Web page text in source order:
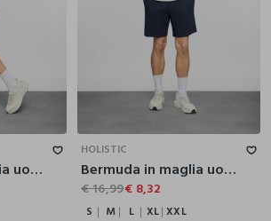
Bermuda in maglia uomo
HOLISTIC
Bermuda in maglia uomo
€ 16,99€ 8,32
S M L XL XXL